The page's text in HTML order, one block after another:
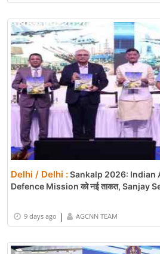
Delhi / Delhi :Sankalp 2026: Indian
Defence Mission को नई ताकत, Sanjay
9 days ago | AGCNN TEAM